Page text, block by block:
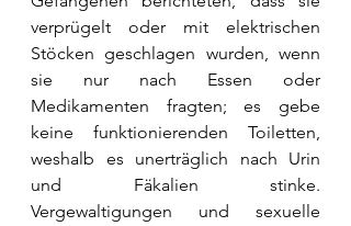
verprügelt oder mit elektrischen
Stöcken geschlagen wurden, wenn
sie nur nach Essen oder
Medikamenten fragten; es gebe
keine funktionierenden Toiletten,
weshalb es unerträglich nach Urin
und Fäkalien stinke.
Vergewaltigungen und sexuelle